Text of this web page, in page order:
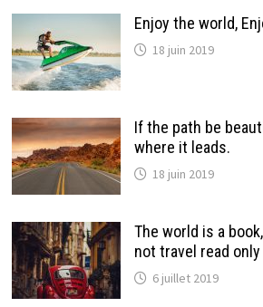
Enjoy the world,
18 juin 2019
If the path be
where it leads.
18 juin 2019
The world is a
not travel read only
6 juillet 2019